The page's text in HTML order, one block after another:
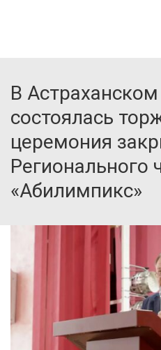
В
состоялась
церемония
Регионального
«Абилимпикс»